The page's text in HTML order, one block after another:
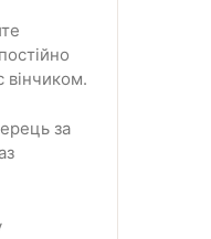
вінчиком.
за